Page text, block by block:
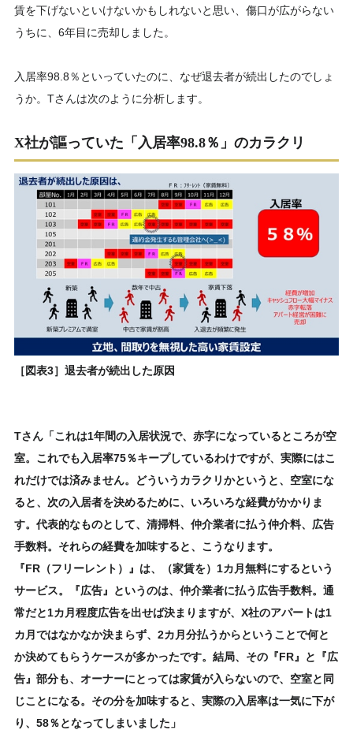
賃を下げないといけないかもしれないと思い、傷口が広がらない
うちに、6年目に売却しました。
入居率98.8％といっていたのに、なぜ退去者が続出したのでしょ
うか。Tさんは次のように分析します。
X社が謳っていた「入居率98.8％」のカラクリ
［図表3］退去者が続出した原因
Tさん「これは1年間の入居状況で、赤字になっているところが空
室。これでも入居率75％キープしているわけですが、実際にはこ
れだけでは済みません。どういうカラクリかというと、空室にな
ると、次の入居者を決めるために、いろいろな経費がかかりま
す。代表的なものとして、清掃料、仲介業者に払う仲介料、広告
手数料。それらの経費を加味すると、こうなります。
『FR（フリーレント）』は、（家賃を）1カ月無料にするという
サービス。『広告』というのは、仲介業者に払う広告手数料。通
常だと1カ月程度広告を出せば決まりますが、X社のアパートは1
カ月ではなかなか決まらず、2カ月分払うからということで何と
か決めてもらうケースが多かったです。結局、その『FR』と『広
告』部分も、オーナーにとっては家賃が入らないので、空室と同
じことになる。その分を加味すると、実際の入居率は一気に下が
り、58％となってしまいました」